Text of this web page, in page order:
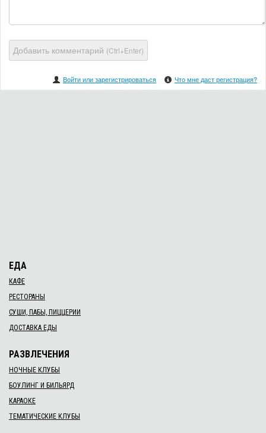
Добавить комментарий (Ctrl+Enter)
Войти или зарегистрироваться Что мне даст регистрация?
ЕДА
КАФЕ
РЕСТОРАНЫ
СУШИ, ПАБЫ, ПИЦЦЕРИИ
ДОСТАВКА ЕДЫ
РАЗВЛЕЧЕНИЯ
НОЧНЫЕ КЛУБЫ
БОУЛИНГ И БИЛЬЯРД
КАРАОКЕ
ТЕМАТИЧЕСКИЕ КЛУБЫ